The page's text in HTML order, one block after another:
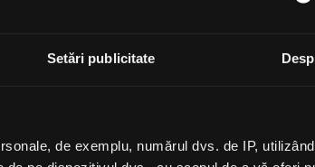
Setări publicitate
de exemplu, numărul dvs. de IP,